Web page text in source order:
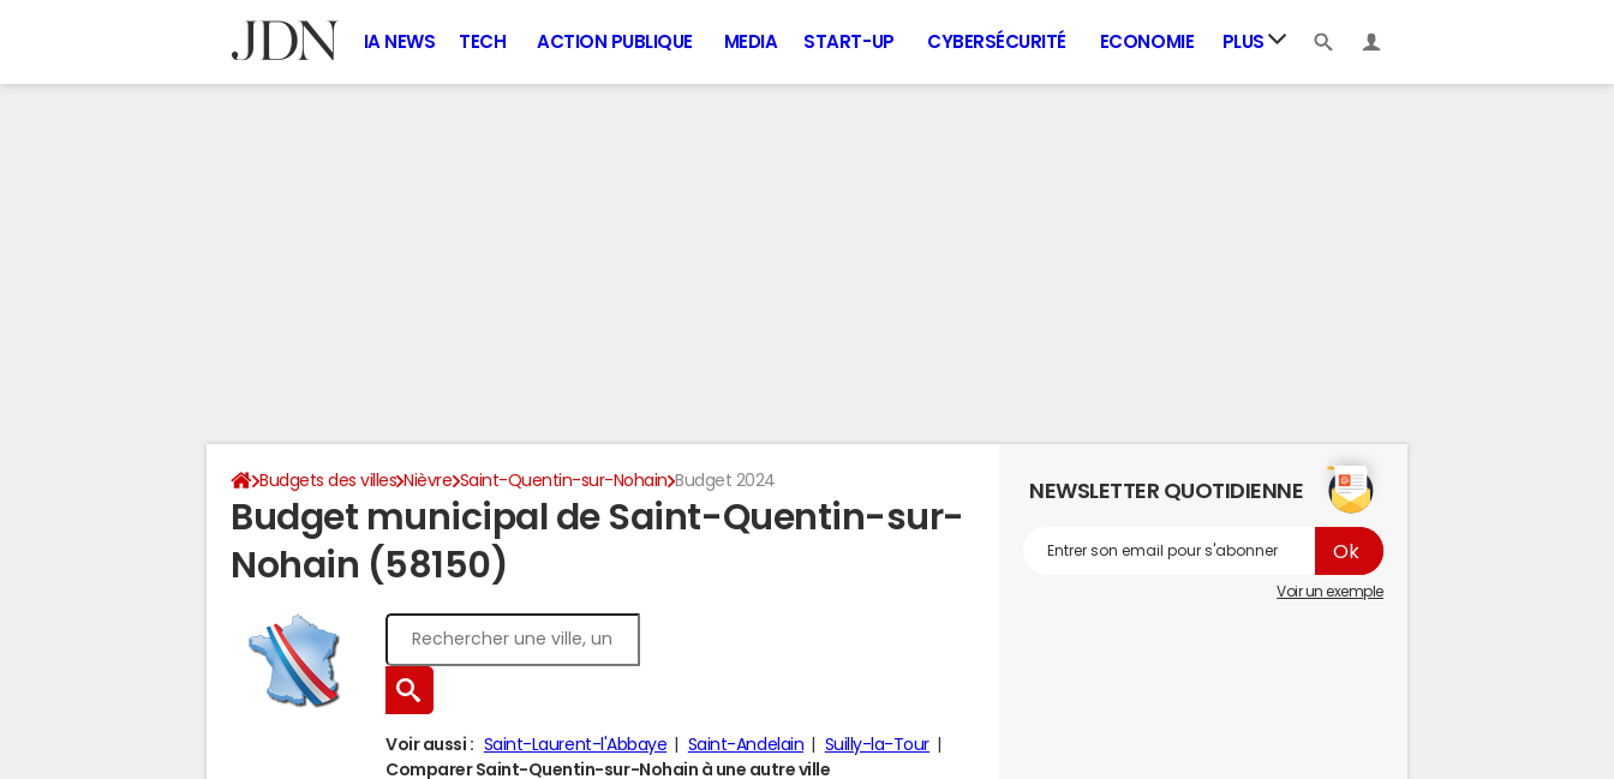
IA NEWS TECH ACTION PUBLIQUE MEDIA START-UP CYBERSÉCURITÉ ECONOMIE PLUS
Budgets des villes Nièvre Saint-Quentin-sur-Nohain Budget 2024
Budget municipal de Saint-Quentin-sur-
Nohain (58150)
Voir aussi : Saint-Laurent-l'Abbaye Saint-Andelain
Suilly-la-Tour
Comparer Saint-Quentin-sur-Nohain à une autre ville
NEWSLETTER QUOTIDIENNE
Voir un exemple